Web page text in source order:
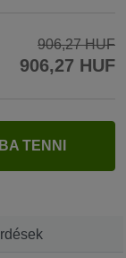
906,27 HUF
906,27 HUF
TENNI